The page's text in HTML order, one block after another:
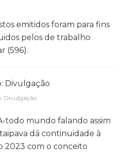
emitidos foram para fins
pelos de trabalho
(596).
Divulgação
todo mundo falando assim
dá continuidade à
2023 com o conceito